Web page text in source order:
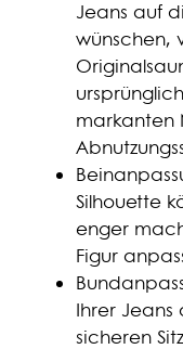
Jeans auf
wünschen,
markanten
Silhouette
enger
Figur
Ihrer
sicheren